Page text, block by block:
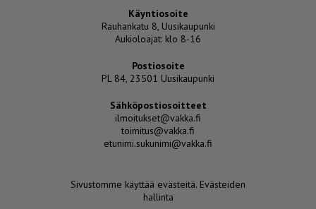
Käyntiosoite
Rauhankatu 8, Uusikaupunki
Aukioloajat: klo 8-16
Postiosoite
PL 84, 23501 Uusikaupunki
Sähköpostiosoitteet
ilmoitukset@vakka.fi
toimitus@vakka.fi
etunimi.sukunimi@vakka.fi
Sivustomme käyttää evästeitä. Evästeiden
hallinta